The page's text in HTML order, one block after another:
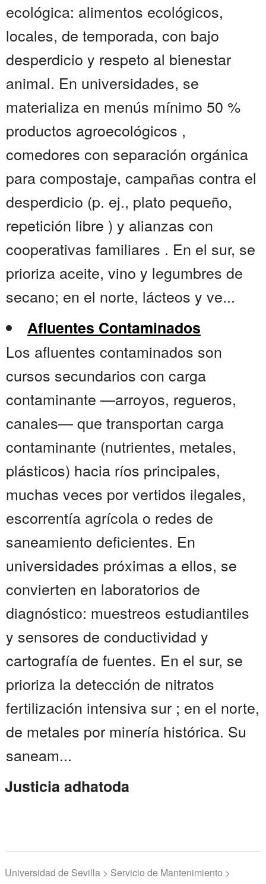
ecológica: alimentos ecológicos,
locales, de temporada, con bajo
desperdicio y respeto al bienestar
animal. En universidades, se
materializa en menús mínimo 50 %
productos agroecológicos ,
comedores con separación orgánica
para compostaje, campañas contra el
desperdicio (p. ej., plato pequeño,
repetición libre ) y alianzas con
cooperativas familiares . En el sur, se
prioriza aceite, vino y legumbres de
secano; en el norte, lácteos y ve...
Afluentes Contaminados
Los afluentes contaminados son
cursos secundarios con carga
contaminante —arroyos, regueros,
canales— que transportan carga
contaminante (nutrientes, metales,
plásticos) hacia ríos principales,
muchas veces por vertidos ilegales,
escorrentía agrícola o redes de
saneamiento deficientes. En
universidades próximas a ellos, se
convierten en laboratorios de
diagnóstico: muestreos estudiantiles
y sensores de conductividad y
cartografía de fuentes. En el sur, se
prioriza la detección de nitratos
fertilización intensiva sur ; en el norte,
de metales por minería histórica. Su
saneam...
Justicia adhatoda
Universidad de Sevilla > Servicio de Mantenimiento >